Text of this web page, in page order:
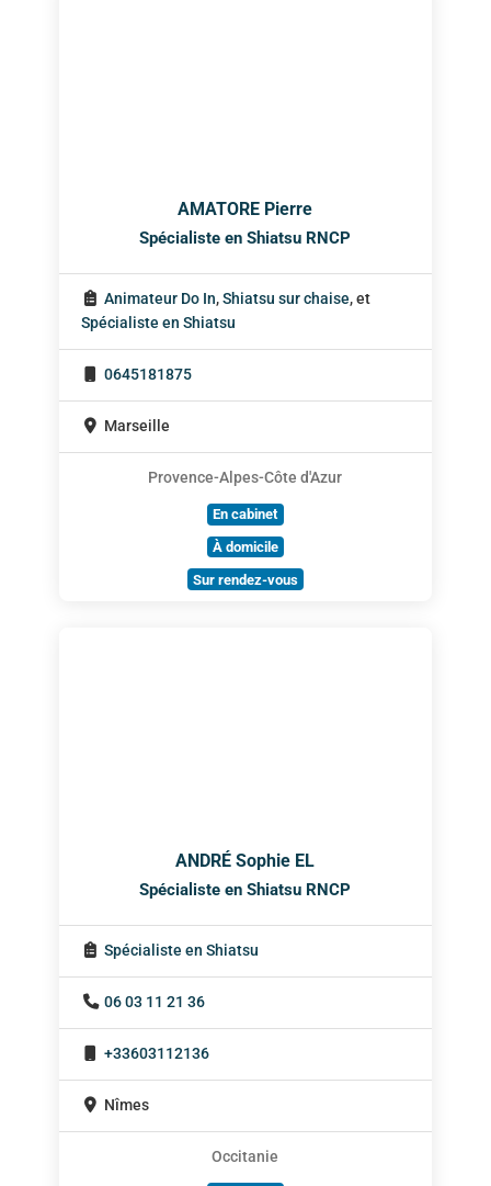
AMATORE Pierre
Spécialiste en Shiatsu RNCP
Animateur Do In,Shiatsu sur chaise, et
Spécialiste en Shiatsu
0645181875
Marseille
Provence-Alpes-Côte d'Azur
En cabinet
À domicile
Sur rendez-vous
ANDRÉ Sophie EL
Spécialiste en Shiatsu RNCP
Spécialiste en Shiatsu
06 03 11 21 36
+33603112136
Nîmes
Occitanie